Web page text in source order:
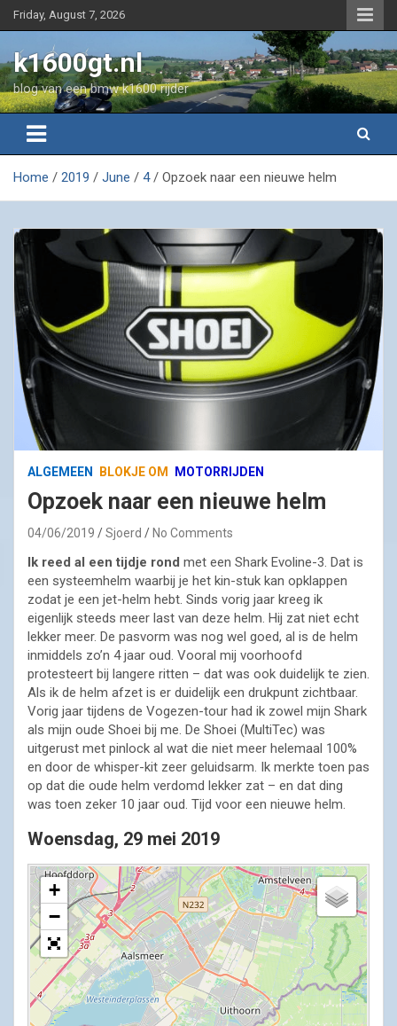
Skip
to
Friday, August 7, 2026
k1600gt.nl
blog van een bmw k1600 rijder
Home 2019 June 4 Opzoek naar een nieuwe helm
ALGEMEEN BLOKJE OM MOTORRIJDEN
Opzoek naar een nieuwe helm
04/06/2019 Sjoerd No Comments
Ik reed al een tijdje rond met een Shark Evoline-3. Dat is
een systeemhelm waarbij je het kin-stuk kan opklappen
zodat je een jet-helm hebt. Sinds vorig jaar kreeg ik
eigenlijk steeds meer last van deze helm. Hij zat niet echt
lekker meer. De pasvorm was nog wel goed, al is de helm
inmiddels zo’n 4 jaar oud. Vooral mij voorhoofd
protesteert bij langere ritten – dat was ook duidelijk te zien.
Als ik de helm afzet is er duidelijk een drukpunt zichtbaar.
Vorig jaar tijdens de Vogezen-tour had ik zowel mijn Shark
als mijn oude Shoei bij me. De Shoei (MultiTec) was
uitgerust met pinlock al wat die niet meer helemaal 100%
en door de whisper-kit zeer geluidsarm. Ik merkte toen pas
op dat die oude helm verdomd lekker zat – en dat ding
was toen zeker 10 jaar oud. Tijd voor een nieuwe helm.
Woensdag, 29 mei 2019
+
−